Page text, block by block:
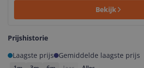
Bekijk
Prijshistorie
Laagste prijs
Gemiddelde laagste prijs